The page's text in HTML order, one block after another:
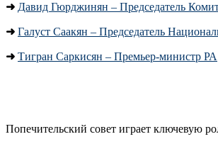
➜ Давид Гюрджинян – Председатель
➜ Галуст Саакян – Председатель
➜ Тигран Саркисян – Премьер-министр РА
Попечительский совет играет ключевую